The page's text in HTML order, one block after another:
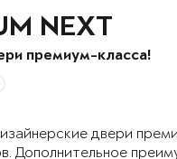
NEXT
премиум-класса!
двери
Дополнительное